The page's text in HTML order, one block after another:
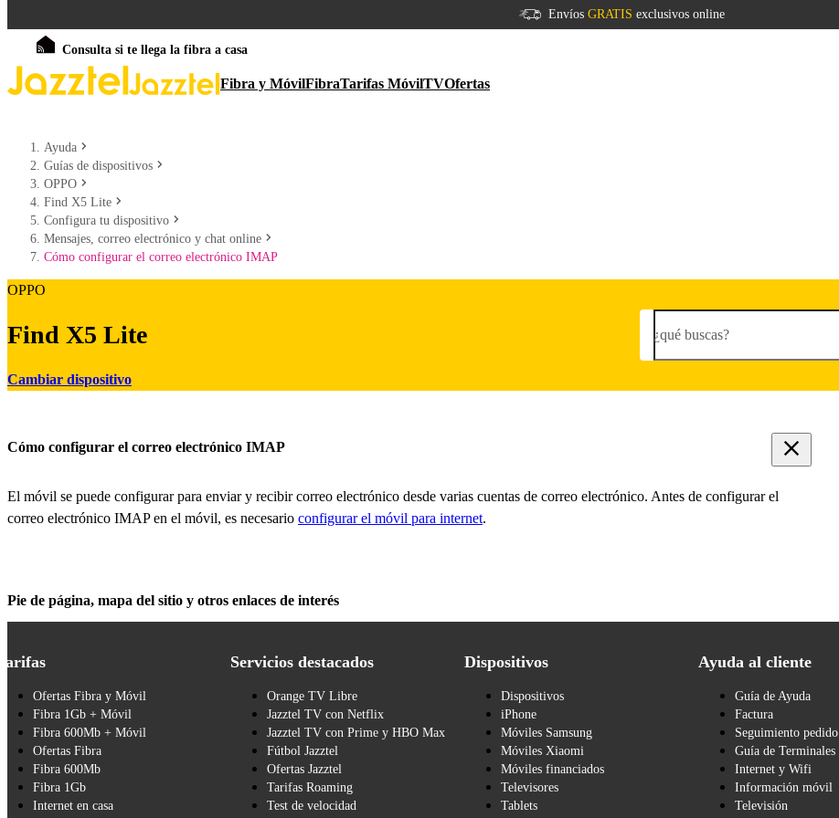
Envíos GRATIS exclusivos online
Consulta si te llega la fibra a casa
Fibra y MóvilFibraTarifas MóvilTVOfertas
Ayuda
Guías de dispositivos
OPPO
Find X5 Lite
Configura tu dispositivo
Mensajes, correo electrónico y chat online
Cómo configurar el correo electrónico IMAP
OPPO
Find X5 Lite
Cambiar dispositivo
¿qué buscas?
Cómo configurar el correo electrónico IMAP
El móvil se puede configurar para enviar y recibir correo electrónico desde varias cuentas de correo electrónico. Antes de configurar el
correo electrónico IMAP en el móvil, es necesario configurar el móvil para internet.
Pie de página, mapa del sitio y otros enlaces de interés
Ofertas Fibra y Móvil
Fibra 1Gb + Móvil
Fibra 600Mb + Móvil
Ofertas Fibra
Fibra 600Mb
Fibra 1Gb
Internet en casa
Servicios destacados
Orange TV Libre
Jazztel TV con Netflix
Jazztel TV con Prime y HBO Max
Fútbol Jazztel
Ofertas Jazztel
Tarifas Roaming
Test de velocidad
Dispositivos
Dispositivos
iPhone
Móviles Samsung
Móviles Xiaomi
Móviles financiados
Televisores
Tablets
Ayuda al cliente
Guía de Ayuda
Factura
Seguimiento pedido
Guía de Terminales
Internet y Wifi
Información móvil
Televisión